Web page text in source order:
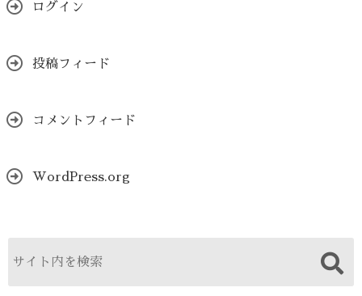
ログイン
投稿フィード
コメントフィード
WordPress.org